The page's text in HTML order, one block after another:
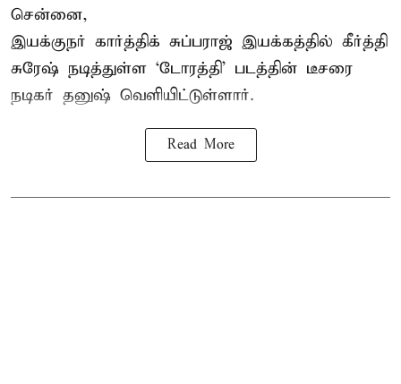
சென்னை,
இயக்குநர் கார்த்திக் சுப்பராஜ் இயக்கத்தில் கீர்த்தி
சுரேஷ் நடித்துள்ள `டோரத்தி' படத்தின் டீசரை
நடிகர் தனுஷ் வெளியிட்டுள்ளார்.
Read More